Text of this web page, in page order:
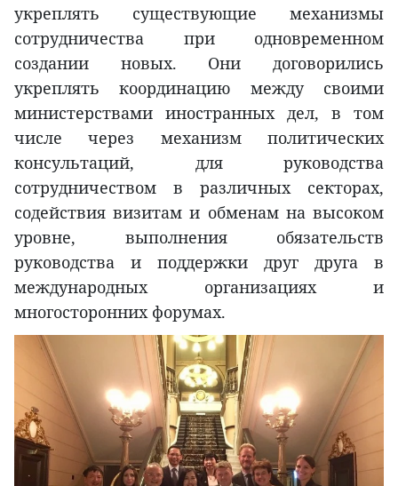
укреплять существующие механизмы
сотрудничества при одновременном
создании новых. Они договорились
укреплять координацию между своими
министерствами иностранных дел, в том
числе через механизм политических
консультаций, для руководства
сотрудничеством в различных секторах,
содействия визитам и обменам на высоком
уровне, выполнения обязательств
руководства и поддержки друг друга в
международных организациях и
многосторонних форумах.